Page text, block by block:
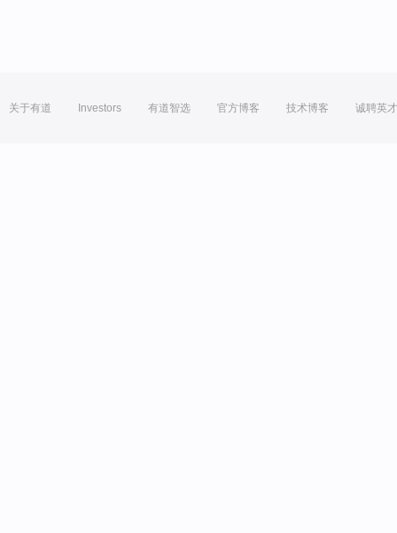
关于有道 Investors 有道智选 官方博客 技术博客 诚聘英才